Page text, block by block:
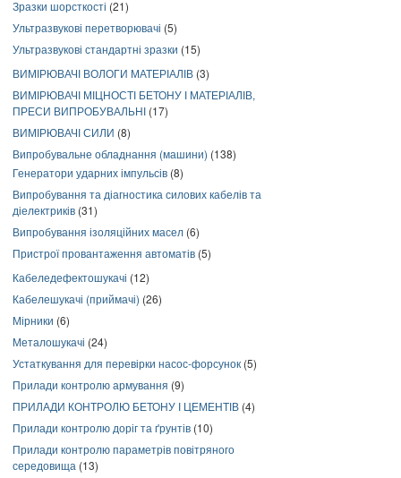
Зразки шорсткості (21)
Ультразвукові перетворювачі (5)
Ультразвукові стандартні зразки (15)
ВИМІРЮВАЧІ ВОЛОГИ МАТЕРІАЛІВ (3)
ВИМІРЮВАЧІ МІЦНОСТІ БЕТОНУ І МАТЕРІАЛІВ,
ПРЕСИ ВИПРОБУВАЛЬНІ (17)
ВИМІРЮВАЧІ СИЛИ (8)
Випробувальне обладнання (машини) (138)
Генератори ударних імпульсів (8)
Випробування та діагностика силових кабелів та
діелектриків (31)
Випробування ізоляційних масел (6)
Пристрої провантаження автоматів (5)
Кабеледефектошукачі (12)
Кабелешукачі (приймачі) (26)
Мірники (6)
Металошукачі (24)
Устаткування для перевірки насос-форсунок (5)
Прилади контролю армування (9)
ПРИЛАДИ КОНТРОЛЮ БЕТОНУ І ЦЕМЕНТІВ (4)
Прилади контролю доріг та ґрунтів (10)
Прилади контролю параметрів повітряного
середовища (13)